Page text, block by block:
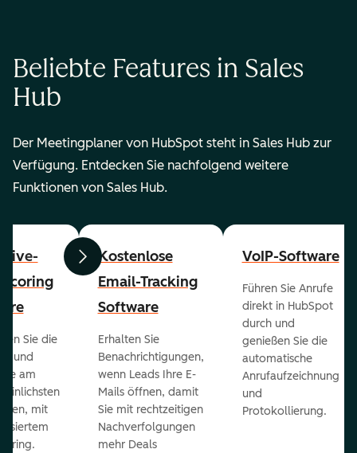
Beliebte Features in Sales
Hub
Der Meetingplaner von HubSpot steht in Sales Hub zur
Verfügung. Entdecken Sie nachfolgend weitere
Funktionen von Sales Hub.
ZurückWeiter
Sie die
und
am
mit
Kostenlose
Email-Tracking
Software
Erhalten Sie
Benachrichtigungen,
wenn Leads Ihre E-
Mails öffnen, damit
Sie mit rechtzeitigen
Nachverfolgungen
mehr Deals
VoIP-Software
Führen Sie Anrufe
direkt in HubSpot
durch und
genießen Sie die
automatische
Anrufaufzeichnung
und
Protokollierung.